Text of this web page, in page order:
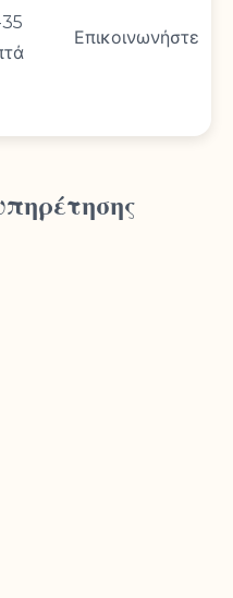
Επικοινωνήστε